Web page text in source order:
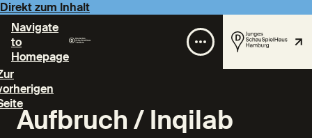
Direkt zum Inhalt
Navigate
to
Homepage
Aufbruch / Inqilab